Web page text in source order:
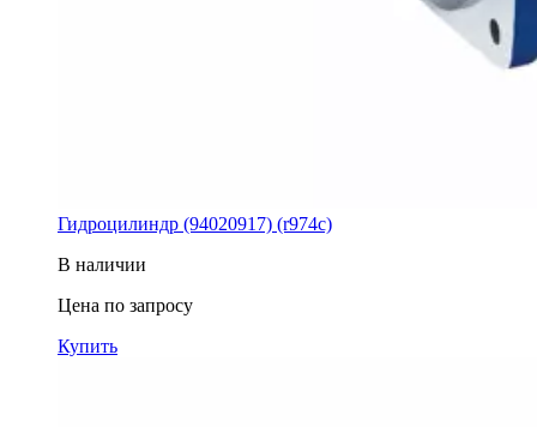
Гидроцилиндр (94020917) (r974c)
В наличии
Цена по запросу
Купить